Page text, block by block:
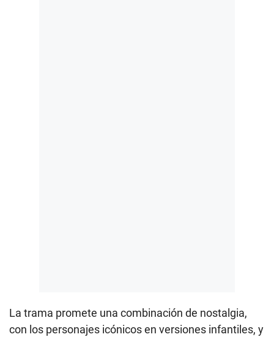
La trama promete una combinación de nostalgia,
con los personajes icónicos en versiones infantiles, y